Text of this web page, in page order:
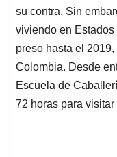
su contra. Sin
viviendo en
preso hasta el
Colombia. Desde
Escuela de
72 horas para visitar